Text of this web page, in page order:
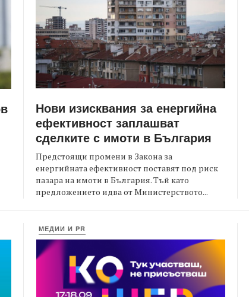
Нови изисквания за енергийна
ефективност заплашват
сделките с имоти в България
Предстоящи промени в Закона за
енергийната ефективност поставят под риск
пазара на имоти в България. Тъй като
предложението идва от Министерството...
МЕДИИ И PR